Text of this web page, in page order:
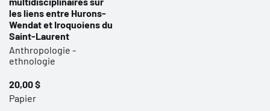
les liens entre Hurons-
Wendat et Iroquoiens du
Saint-Laurent
Anthropologie -
ethnologie
20,00 $
Papier